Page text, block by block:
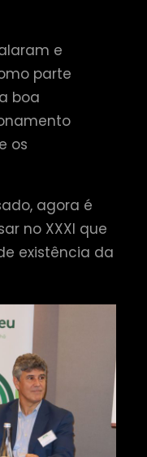
e
parte
boa
os
agora é
no XXXI que
existência da